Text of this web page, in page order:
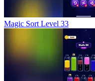
Magic Sort Level 33